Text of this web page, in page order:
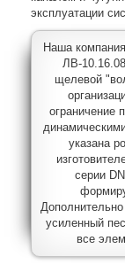
эксплуатации
Наша
ЛВ-
щелевой
ограничение
указана
серии
усиленный
все